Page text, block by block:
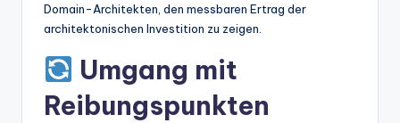
Domain-Architekten, den messbaren Ertrag der
architektonischen Investition zu zeigen.
Umgang mit
Reibungspunkten